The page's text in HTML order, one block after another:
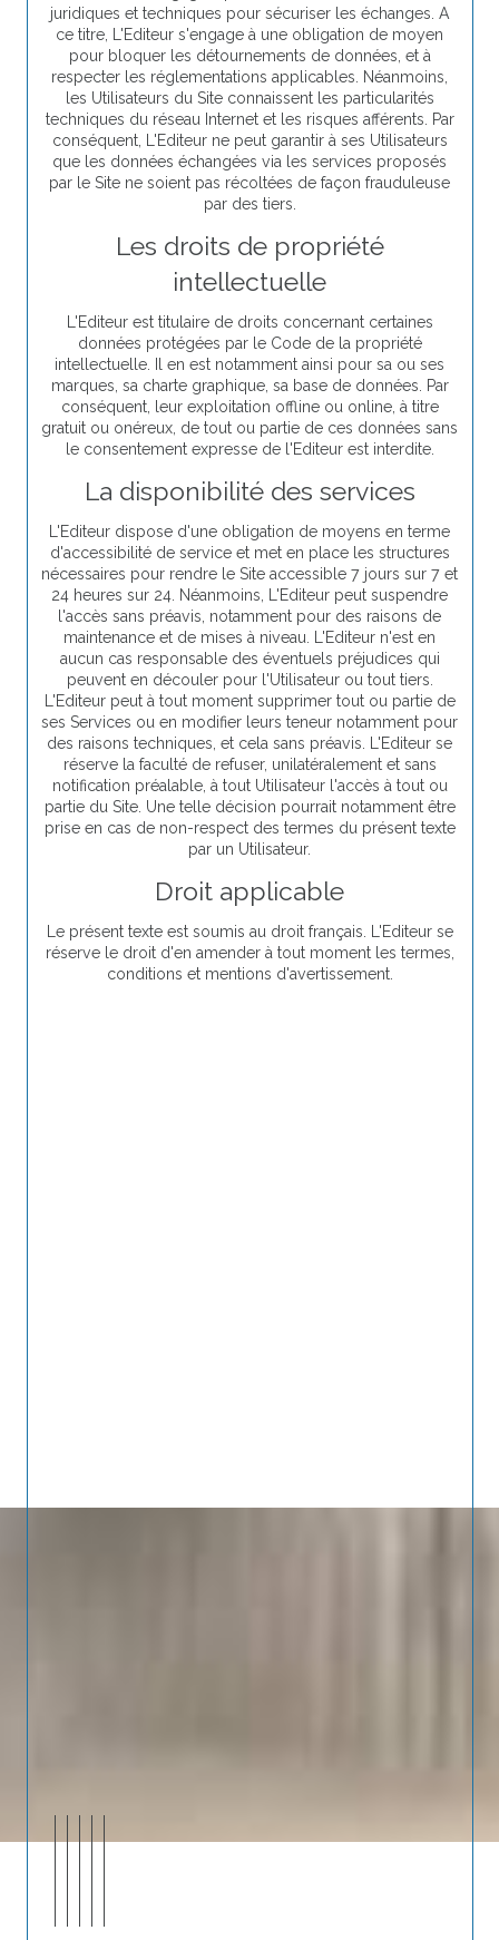
juridiques et techniques pour sécuriser les échanges. A
ce titre, L'Editeur s'engage à une obligation de moyen
pour bloquer les détournements de données, et à
respecter les réglementations applicables. Néanmoins,
les Utilisateurs du Site connaissent les particularités
techniques du réseau Internet et les risques afférents. Par
conséquent, L'Editeur ne peut garantir à ses Utilisateurs
que les données échangées via les services proposés
par le Site ne soient pas récoltées de façon frauduleuse
par des tiers.
Les droits de propriété
intellectuelle
L'Editeur est titulaire de droits concernant certaines
données protégées par le Code de la propriété
intellectuelle. Il en est notamment ainsi pour sa ou ses
marques, sa charte graphique, sa base de données. Par
conséquent, leur exploitation offline ou online, à titre
gratuit ou onéreux, de tout ou partie de ces données sans
le consentement expresse de l'Editeur est interdite.
La disponibilité des services
L'Editeur dispose d'une obligation de moyens en terme
d'accessibilité de service et met en place les structures
nécessaires pour rendre le Site accessible 7 jours sur 7 et
24 heures sur 24. Néanmoins, L'Editeur peut suspendre
l'accès sans préavis, notamment pour des raisons de
maintenance et de mises à niveau. L'Editeur n'est en
aucun cas responsable des éventuels préjudices qui
peuvent en découler pour l'Utilisateur ou tout tiers.
L'Editeur peut à tout moment supprimer tout ou partie de
ses Services ou en modifier leurs teneur notamment pour
des raisons techniques, et cela sans préavis. L'Editeur se
réserve la faculté de refuser, unilatéralement et sans
notification préalable, à tout Utilisateur l'accès à tout ou
partie du Site. Une telle décision pourrait notamment être
prise en cas de non-respect des termes du présent texte
par un Utilisateur.
Droit applicable
Le présent texte est soumis au droit français. L'Editeur se
réserve le droit d'en amender à tout moment les termes,
conditions et mentions d'avertissement.